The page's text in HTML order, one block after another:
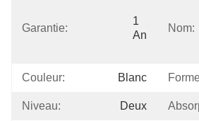
Garantie:
1
An
Nom:
Couleur: Blanc
Niveau: Deux